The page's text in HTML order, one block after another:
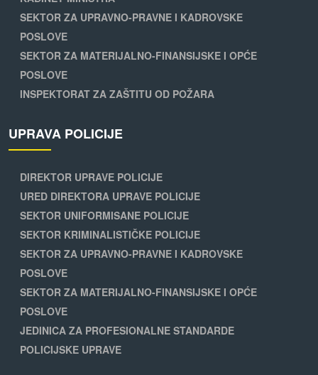
SEKTOR ZA UPRAVNO-PRAVNE I KADROVSKE
POSLOVE
SEKTOR ZA MATERIJALNO-FINANSIJSKE I OPĆE
POSLOVE
INSPEKTORAT ZA ZAŠTITU OD POŽARA
UPRAVA POLICIJE
DIREKTOR UPRAVE POLICIJE
URED DIREKTORA UPRAVE POLICIJE
SEKTOR UNIFORMISANE POLICIJE
SEKTOR KRIMINALISTIČKE POLICIJE
SEKTOR ZA UPRAVNO-PRAVNE I KADROVSKE
POSLOVE
SEKTOR ZA MATERIJALNO-FINANSIJSKE I OPĆE
POSLOVE
JEDINICA ZA PROFESIONALNE STANDARDE
POLICIJSKE UPRAVE